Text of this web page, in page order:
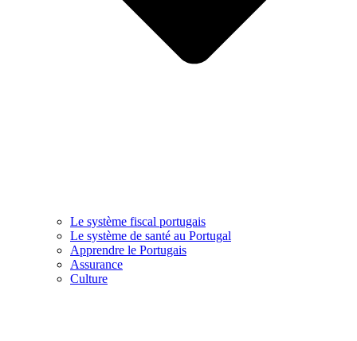
Le système fiscal portugais
Le système de santé au Portugal
Apprendre le Portugais
Assurance
Culture